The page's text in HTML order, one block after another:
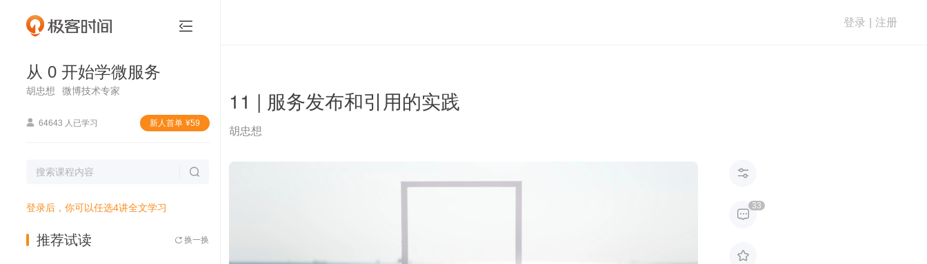

从 0 开始学微服务
胡忠想 微博技术专家
 64643 人已学习 新⼈⾸单 ¥59

登录后，你可以任选4讲全文学习
推荐试读  换一换
 从 0 开始学微服务 登录 注册
11 | 服务发布和引用的实践
胡忠想


33
